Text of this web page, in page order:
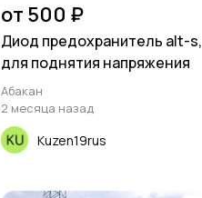
от 500 ₽
Диод предохранитель alt-s,
для поднятия напряжения
Абакан
2 месяца назад
Kuzen19rus